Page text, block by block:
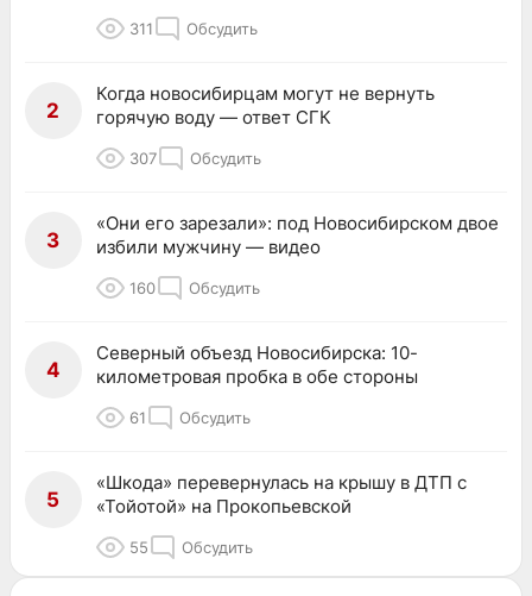
311 Обсудить
2
Когда новосибирцам могут не вернуть
горячую воду — ответ СГК
307 Обсудить
3
«Они его зарезали»: под Новосибирском двое
избили мужчину — видео
160 Обсудить
4
Северный объезд Новосибирска: 10-
километровая пробка в обе стороны
61 Обсудить
5
«Шкода» перевернулась на крышу в ДТП с
«Тойотой» на Прокопьевской
55 Обсудить